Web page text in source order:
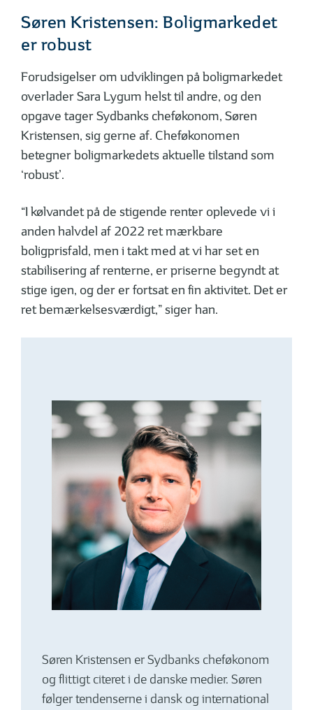
Søren Kristensen: Boligmarkedet
er robust
Forudsigelser om udviklingen på bolig­markedet
overlader Sara Lygum helst til andre, og den
opgave tager Sydbanks ­cheføkonom, Søren
Kristensen, sig gerne af. Cheføkonomen
betegner boligmarkedets aktuelle tilstand som
‘robust’.
“I kølvandet på de stigende renter oplevede vi i
anden halvdel af 2022 ret mærkbare
boligprisfald, men i takt med at vi har set en
stabilisering af renterne, er priserne begyndt at
stige igen, og der er fortsat en fin aktivitet. Det er
ret bemærkelsesværdigt,” siger han.
Søren Kristensen er Sydbanks chef­økonom
og flittigt citeret i de danske medier. Søren
følger tendenserne i dansk og interna­tional